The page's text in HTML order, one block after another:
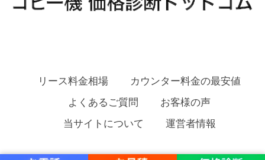
リース料金相場
カウンター料金の最安値
よくあるご質問
お客様の声
当サイトについて
運営者情報